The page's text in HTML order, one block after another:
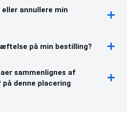
annullere min
på min bestilling?
sammenlignes af
på denne placering